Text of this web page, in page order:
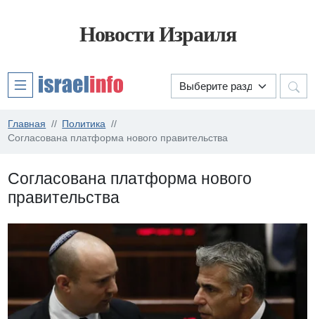
Новости Израиля
Главная
Политика
Согласована платформа нового правительства
Согласована платформа нового
правительства